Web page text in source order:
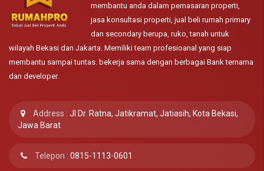
membantu anda dalam pemasaran properti,
jasa konsultasi properti, jual beli rumah primary
dan secondary berupa, ruko, tanah untuk
wilayah Bekasi dan Jakarta. Memiliki team profesioanal yang siap
membantu sampai tuntas. bekerja sama dengan berbagai Bank ternama
dan developer.
Address : Jl Dr. Ratna, Jatikramat, Jatiasih, Kota Bekasi,
Jawa Barat
Telepon : 0815-1113-0601